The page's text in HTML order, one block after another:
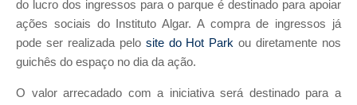
do lucro dos ingressos para o parque é destinado para apoiar
ações sociais do Instituto Algar. A compra de ingressos já
pode ser realizada pelo site do Hot Park ou diretamente nos
guichês do espaço no dia da ação.
O valor arrecadado com a iniciativa será destinado para a